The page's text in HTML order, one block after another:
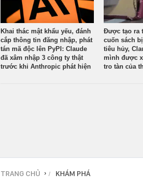
Khai thác mật khẩu yếu, đánh
cắp thông tin đăng nhập, phát
tán mã độc lên PyPI: Claude
đã xâm nhập 3 công ty thật
trước khi Anthropic phát hiện
Được tạo ra
cuốn sách
tiêu hủy,
mình được
tro tàn của
TRANG CHỦ › KHÁM PHÁ